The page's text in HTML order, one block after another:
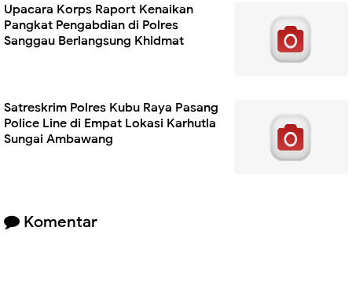
Upacara Korps Raport Kenaikan
Pangkat Pengabdian di Polres
Sanggau Berlangsung Khidmat
Satreskrim Polres Kubu Raya Pasang
Police Line di Empat Lokasi Karhutla
Sungai Ambawang
Komentar